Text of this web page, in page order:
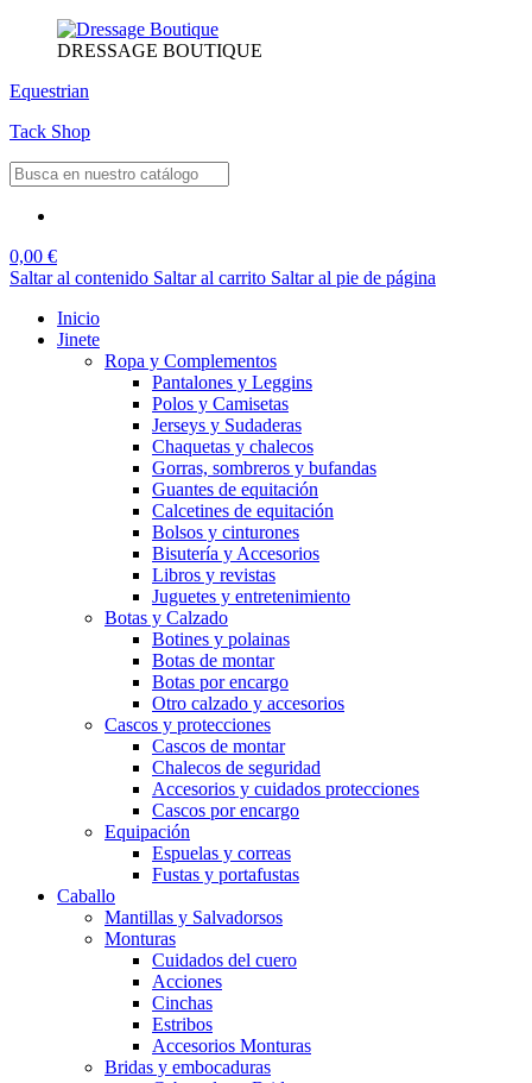
DRESSAGE BOUTIQUE
Equestrian
Tack Shop
0,00 €
Saltar al contenido Saltar al carrito Saltar al pie de página
Inicio
Jinete
Ropa y Complementos
Pantalones y Leggins
Polos y Camisetas
Jerseys y Sudaderas
Chaquetas y chalecos
Gorras, sombreros y bufandas
Guantes de equitación
Calcetines de equitación
Bolsos y cinturones
Bisutería y Accesorios
Libros y revistas
Juguetes y entretenimiento
Botas y Calzado
Botines y polainas
Botas de montar
Botas por encargo
Otro calzado y accesorios
Cascos y protecciones
Cascos de montar
Chalecos de seguridad
Accesorios y cuidados protecciones
Cascos por encargo
Equipación
Espuelas y correas
Fustas y portafustas
Caballo
Mantillas y Salvadorsos
Monturas
Cuidados del cuero
Acciones
Cinchas
Estribos
Accesorios Monturas
Bridas y embocaduras